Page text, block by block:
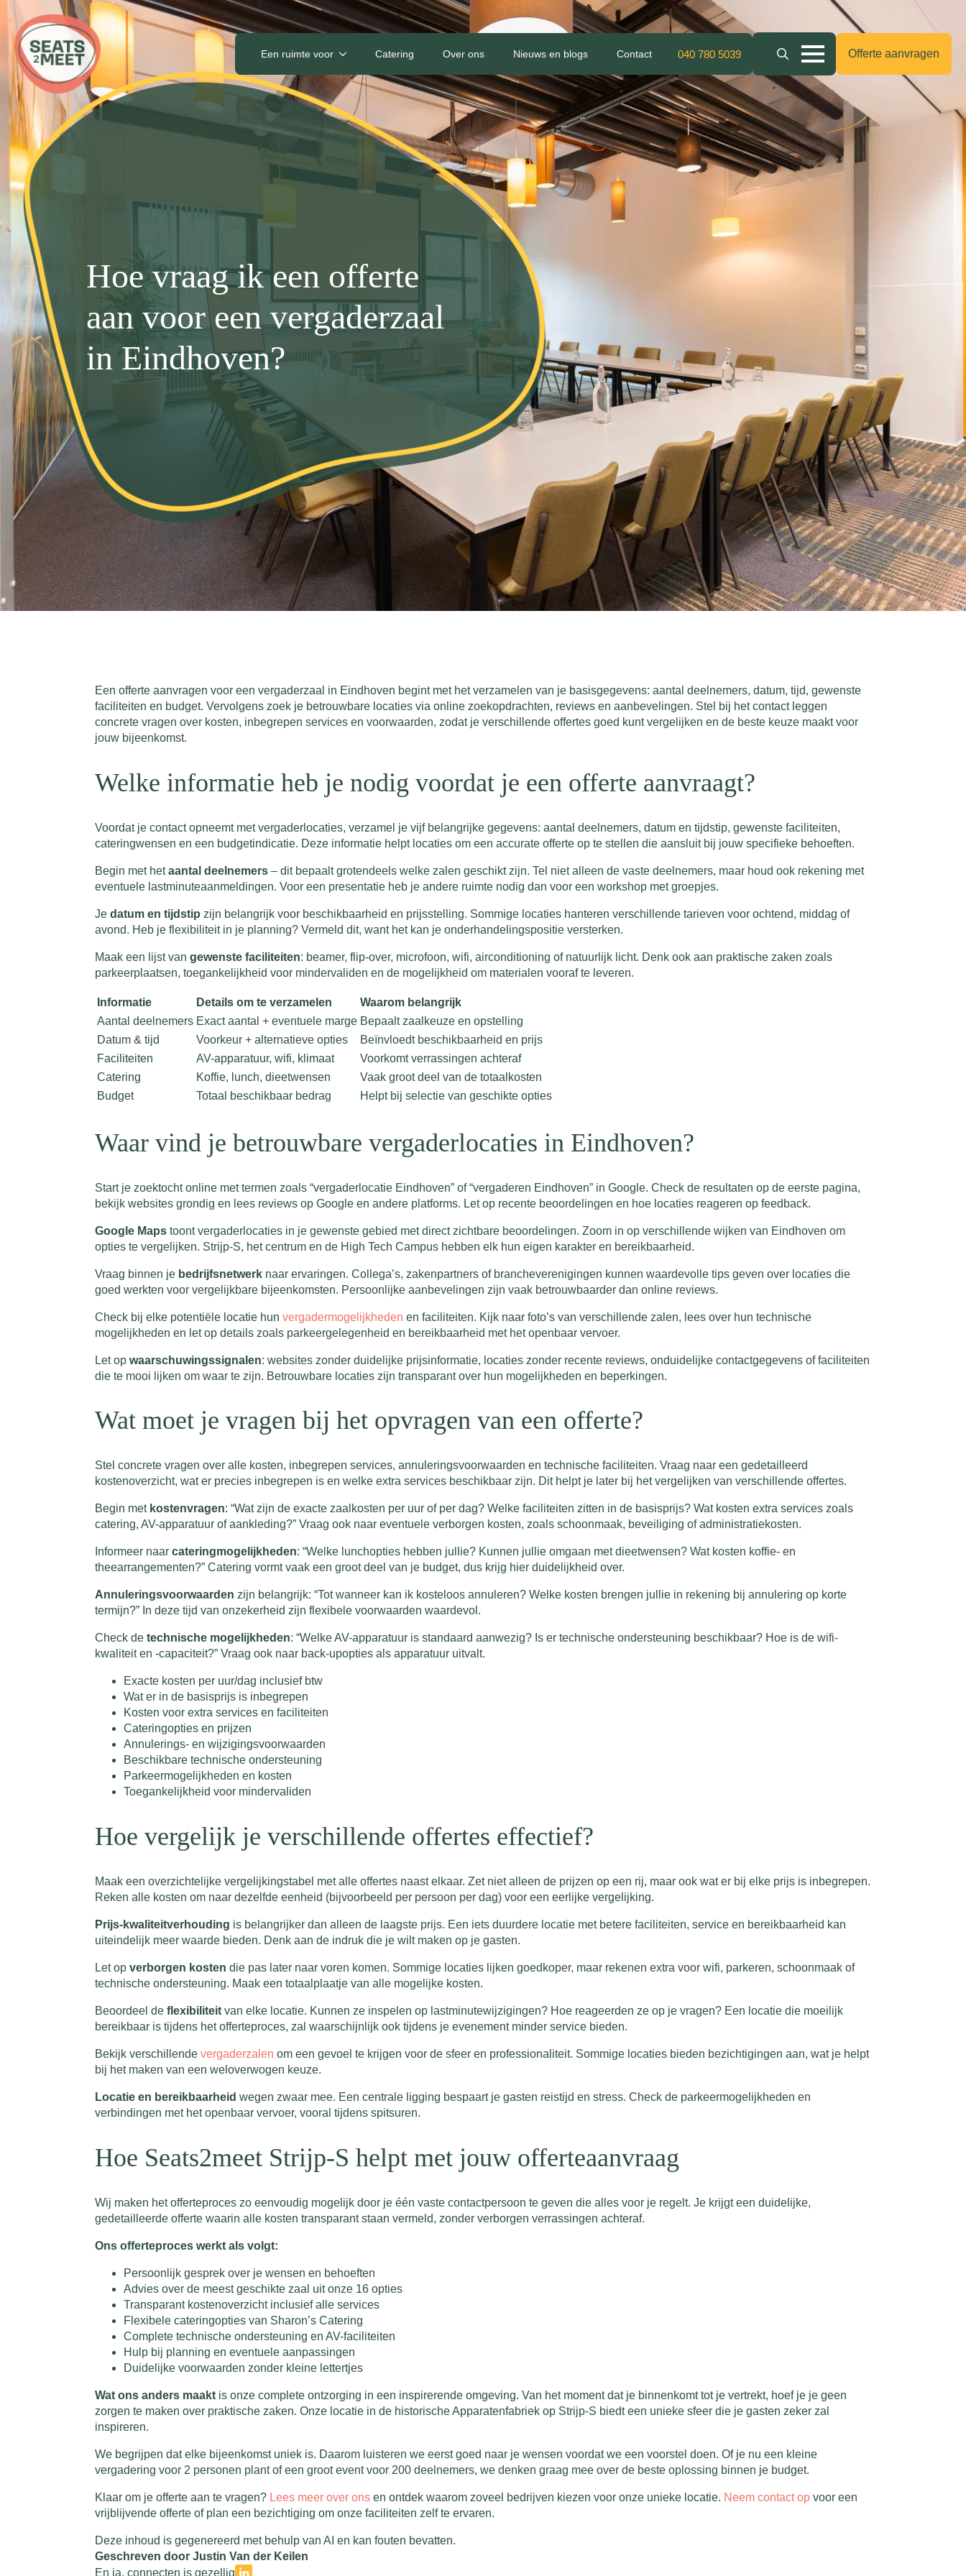
Een ruimte voor Catering Over ons Nieuws en blogs Contact 040 780 5039
Search
Offerte aanvragen
Hoe vraag ik een offerte
aan voor een vergaderzaal
in Eindhoven?
Een offerte aanvragen voor een vergaderzaal in Eindhoven begint met het verzamelen van je basisgegevens: aantal deelnemers, datum, tijd, gewenste
faciliteiten en budget. Vervolgens zoek je betrouwbare locaties via online zoekopdrachten, reviews en aanbevelingen. Stel bij het contact leggen
concrete vragen over kosten, inbegrepen services en voorwaarden, zodat je verschillende offertes goed kunt vergelijken en de beste keuze maakt voor
jouw bijeenkomst.
Welke informatie heb je nodig voordat je een offerte aanvraagt?
Voordat je contact opneemt met vergaderlocaties, verzamel je vijf belangrijke gegevens: aantal deelnemers, datum en tijdstip, gewenste faciliteiten,
cateringwensen en een budgetindicatie. Deze informatie helpt locaties om een accurate offerte op te stellen die aansluit bij jouw specifieke behoeften.
Begin met hetaantal deelnemers – dit bepaalt grotendeels welke zalen geschikt zijn. Tel niet alleen de vaste deelnemers, maar houd ook rekening met
eventuele lastminuteaanmeldingen. Voor een presentatie heb je andere ruimte nodig dan voor een workshop met groepjes.
Je datum en tijdstip zijn belangrijk voor beschikbaarheid en prijsstelling. Sommige locaties hanteren verschillende tarieven voor ochtend, middag of
avond. Heb je flexibiliteit in je planning? Vermeld dit, want het kan je onderhandelingspositie versterken.
Maak een lijst van gewenste faciliteiten: beamer, flip-over, microfoon, wifi, airconditioning of natuurlijk licht. Denk ook aan praktische zaken zoals
parkeerplaatsen, toegankelijkheid voor mindervaliden en de mogelijkheid om materialen vooraf te leveren.
Informatie Details om te verzamelen
Waarom belangrijk
Aantal deelnemers Exact aantal + eventuele marge Bepaalt zaalkeuze en opstelling
Datum & tijd
Voorkeur + alternatieve opties
Beïnvloedt beschikbaarheid en prijs
Faciliteiten
AV-apparatuur, wifi, klimaat
Voorkomt verrassingen achteraf
Catering
Koffie, lunch, dieetwensen
Vaak groot deel van de totaalkosten
Budget
Totaal beschikbaar bedrag Helpt bij selectie van geschikte opties
Waar vind je betrouwbare vergaderlocaties in Eindhoven?
Start je zoektocht online met termen zoals “vergaderlocatie Eindhoven” of “vergaderen Eindhoven” in Google. Check de resultaten op de eerste pagina,
bekijk websites grondig en lees reviews op Google en andere platforms. Let op recente beoordelingen en hoe locaties reageren op feedback.
Google Maps toont vergaderlocaties in je gewenste gebied met direct zichtbare beoordelingen. Zoom in op verschillende wijken van Eindhoven om
opties te vergelijken. Strijp-S, het centrum en de High Tech Campus hebben elk hun eigen karakter en bereikbaarheid.
Vraag binnen je bedrijfsnetwerk naar ervaringen. Collega’s, zakenpartners of brancheverenigingen kunnen waardevolle tips geven over locaties die
goed werkten voor vergelijkbare bijeenkomsten. Persoonlijke aanbevelingen zijn vaak betrouwbaarder dan online reviews.
Check bij elke potentiële locatie hun vergadermogelijkheden en faciliteiten. Kijk naar foto’s van verschillende zalen, lees over hun technische
mogelijkheden en let op details zoals parkeergelegenheid en bereikbaarheid met het openbaar vervoer.
Let op waarschuwingssignalen: websites zonder duidelijke prijsinformatie, locaties zonder recente reviews, onduidelijke contactgegevens of faciliteiten
die te mooi lijken om waar te zijn. Betrouwbare locaties zijn transparant over hun mogelijkheden en beperkingen.
Wat moet je vragen bij het opvragen van een offerte?
Stel concrete vragen over alle kosten, inbegrepen services, annuleringsvoorwaarden en technische faciliteiten. Vraag naar een gedetailleerd
kostenoverzicht, wat er precies inbegrepen is en welke extra services beschikbaar zijn. Dit helpt je later bij het vergelijken van verschillende offertes.
Begin met kostenvragen: “Wat zijn de exacte zaalkosten per uur of per dag? Welke faciliteiten zitten in de basisprijs? Wat kosten extra services zoals
catering, AV-apparatuur of aankleding?” Vraag ook naar eventuele verborgen kosten, zoals schoonmaak, beveiliging of administratiekosten.
Informeer naar cateringmogelijkheden: “Welke lunchopties hebben jullie? Kunnen jullie omgaan met dieetwensen? Wat kosten koffie- en
theearrangementen?” Catering vormt vaak een groot deel van je budget, dus krijg hier duidelijkheid over.
Annuleringsvoorwaarden zijn belangrijk: “Tot wanneer kan ik kosteloos annuleren? Welke kosten brengen jullie in rekening bij annulering op korte
termijn?” In deze tijd van onzekerheid zijn flexibele voorwaarden waardevol.
Check de technische mogelijkheden: “Welke AV-apparatuur is standaard aanwezig? Is er technische ondersteuning beschikbaar? Hoe is de wifi-
kwaliteit en -capaciteit?” Vraag ook naar back-upopties als apparatuur uitvalt.
Exacte kosten per uur/dag inclusief btw
Wat er in de basisprijs is inbegrepen
Kosten voor extra services en faciliteiten
Cateringopties en prijzen
Annulerings- en wijzigingsvoorwaarden
Beschikbare technische ondersteuning
Parkeermogelijkheden en kosten
Toegankelijkheid voor mindervaliden
Hoe vergelijk je verschillende offertes effectief?
Maak een overzichtelijke vergelijkingstabel met alle offertes naast elkaar. Zet niet alleen de prijzen op een rij, maar ook wat er bij elke prijs is inbegrepen.
Reken alle kosten om naar dezelfde eenheid (bijvoorbeeld per persoon per dag) voor een eerlijke vergelijking.
Prijs-kwaliteitverhouding is belangrijker dan alleen de laagste prijs. Een iets duurdere locatie met betere faciliteiten, service en bereikbaarheid kan
uiteindelijk meer waarde bieden. Denk aan de indruk die je wilt maken op je gasten.
Let op verborgen kosten die pas later naar voren komen. Sommige locaties lijken goedkoper, maar rekenen extra voor wifi, parkeren, schoonmaak of
technische ondersteuning. Maak een totaalplaatje van alle mogelijke kosten.
Beoordeel de flexibiliteit van elke locatie. Kunnen ze inspelen op lastminutewijzigingen? Hoe reageerden ze op je vragen? Een locatie die moeilijk
bereikbaar is tijdens het offerteproces, zal waarschijnlijk ook tijdens je evenement minder service bieden.
Bekijk verschillende vergaderzalen om een gevoel te krijgen voor de sfeer en professionaliteit. Sommige locaties bieden bezichtigingen aan, wat je helpt
bij het maken van een weloverwogen keuze.
Locatie en bereikbaarheid wegen zwaar mee. Een centrale ligging bespaart je gasten reistijd en stress. Check de parkeermogelijkheden en
verbindingen met het openbaar vervoer, vooral tijdens spitsuren.
Hoe Seats2meet Strijp-S helpt met jouw offerteaanvraag
Wij maken het offerteproces zo eenvoudig mogelijk door je één vaste contactpersoon te geven die alles voor je regelt. Je krijgt een duidelijke,
gedetailleerde offerte waarin alle kosten transparant staan vermeld, zonder verborgen verrassingen achteraf.
Ons offerteproces werkt als volgt:
Persoonlijk gesprek over je wensen en behoeften
Advies over de meest geschikte zaal uit onze 16 opties
Transparant kostenoverzicht inclusief alle services
Flexibele cateringopties van Sharon’s Catering
Complete technische ondersteuning en AV-faciliteiten
Hulp bij planning en eventuele aanpassingen
Duidelijke voorwaarden zonder kleine lettertjes
Wat ons anders maakt is onze complete ontzorging in een inspirerende omgeving. Van het moment dat je binnenkomt tot je vertrekt, hoef je je geen
zorgen te maken over praktische zaken. Onze locatie in de historische Apparatenfabriek op Strijp-S biedt een unieke sfeer die je gasten zeker zal
inspireren.
We begrijpen dat elke bijeenkomst uniek is. Daarom luisteren we eerst goed naar je wensen voordat we een voorstel doen. Of je nu een kleine
vergadering voor 2 personen plant of een groot event voor 200 deelnemers, we denken graag mee over de beste oplossing binnen je budget.
Klaar om je offerte aan te vragen? Lees meer over ons en ontdek waarom zoveel bedrijven kiezen voor onze unieke locatie. Neem contact op voor een
vrijblijvende offerte of plan een bezichtiging om onze faciliteiten zelf te ervaren.
Deze inhoud is gegenereerd met behulp van AI en kan fouten bevatten.
Geschreven door Justin Van der Keilen
En ja, connecten is gezellig